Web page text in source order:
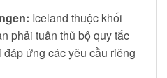
Iceland thuộc khối
phải tuân thủ bộ quy tắc
ứng các yêu cầu riêng